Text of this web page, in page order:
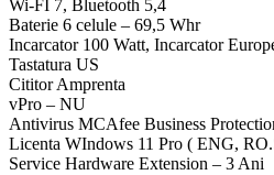
Wi-FI 7, Bluetooth 5,4
Baterie 6 celule – 69,5 Whr
Incarcator 100 Watt, Incarcator
Tastatura US
Cititor Amprenta
vPro – NU
Antivirus MCAfee Business
Licenta WIndows 11 Pro ( ENG,
Service Hardware Extension – 3 Ani